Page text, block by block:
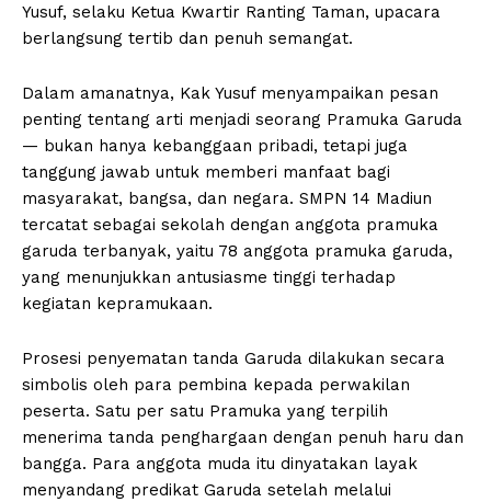
Yusuf, selaku Ketua Kwartir Ranting Taman, upacara
berlangsung tertib dan penuh semangat.
Dalam amanatnya, Kak Yusuf menyampaikan pesan
penting tentang arti menjadi seorang Pramuka Garuda
— bukan hanya kebanggaan pribadi, tetapi juga
tanggung jawab untuk memberi manfaat bagi
masyarakat, bangsa, dan negara. SMPN 14 Madiun
tercatat sebagai sekolah dengan anggota pramuka
garuda terbanyak, yaitu 78 anggota pramuka garuda,
yang menunjukkan antusiasme tinggi terhadap
kegiatan kepramukaan.
Prosesi penyematan tanda Garuda dilakukan secara
simbolis oleh para pembina kepada perwakilan
peserta. Satu per satu Pramuka yang terpilih
menerima tanda penghargaan dengan penuh haru dan
bangga. Para anggota muda itu dinyatakan layak
menyandang predikat Garuda setelah melalui